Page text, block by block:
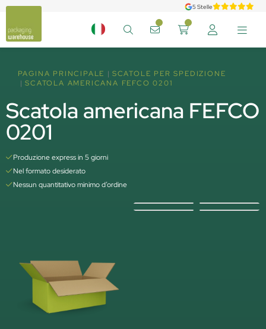
5 Stelle
PAGINA PRINCIPALE
SCATOLE PER SPEDIZIONE
SCATOLA AMERICANA FEFCO 0201
Scatola americana FEFCO
0201
Produzione express in 5 giorni
Nel formato desiderato
Nessun quantitativo minimo d’ordine